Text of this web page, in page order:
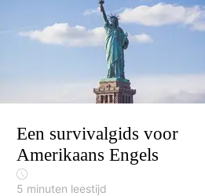
Een survivalgids voor
Amerikaans Engels
5 minuten leestijd